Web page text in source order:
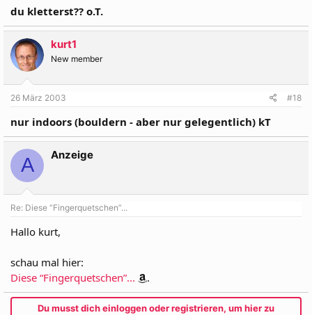
du kletterst?? o.T.
kurt1
New member
26 März 2003 #18
nur indoors (bouldern - aber nur gelegentlich) kT
A Anzeige
Re: Diese “Fingerquetschen”...
Hallo kurt,
schau mal hier:
Diese “Fingerquetschen”...
.
Du musst dich einloggen oder registrieren, um hier zu